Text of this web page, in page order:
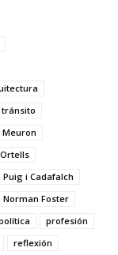
tránsito
Puig i Cadafalch
Norman Foster
profesión
reflexión